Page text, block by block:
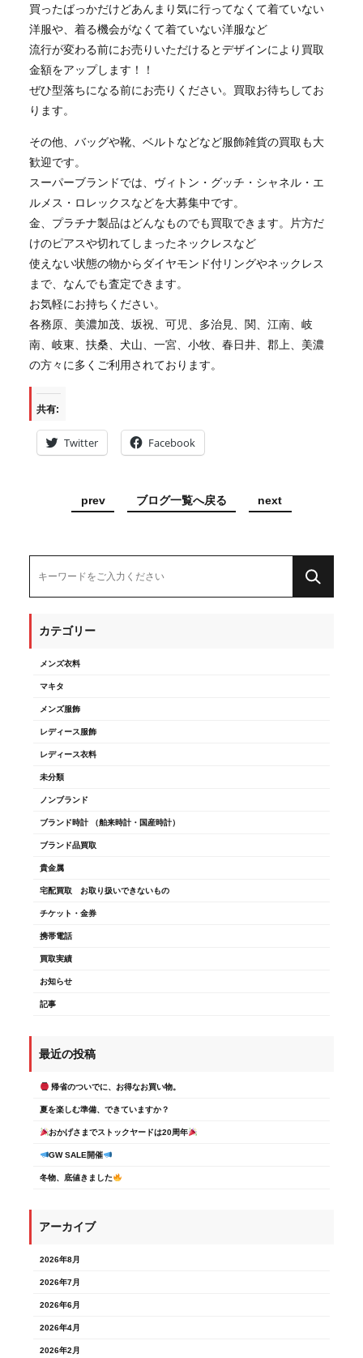
買ったばっかだけどあんまり気に行ってなくて着ていない
洋服や、着る機会がなくて着ていない洋服など
流行が変わる前にお売りいただけるとデザインにより買取
金額をアップします！！
ぜひ型落ちになる前にお売りください。買取お待ちしてお
ります。
その他、バッグや靴、ベルトなどなど服飾雑貨の買取も大
歓迎です。
スーパーブランドでは、ヴィトン・グッチ・シャネル・エ
ルメス・ロレックスなどを大募集中です。
金、プラチナ製品はどんなものでも買取できます。片方だ
けのピアスや切れてしまったネックレスなど
使えない状態の物からダイヤモンド付リングやネックレス
まで、なんでも査定できます。
お気軽にお持ちください。
各務原、美濃加茂、坂祝、可児、多治見、関、江南、岐
南、岐東、扶桑、犬山、一宮、小牧、春日井、郡上、美濃
の方々に多くご利用されております。
共有:
Twitter Facebook
prev ブログ一覧へ戻る next
カテゴリー
メンズ衣料
マキタ
メンズ服飾
レディース服飾
レディース衣料
未分類
ノンブランド
ブランド時計 （舶来時計・国産時計）
ブランド品買取
貴金属
宅配買取 お取り扱いできないもの
チケット・金券
携帯電話
買取実績
お知らせ
記事
最近の投稿
帰省のついでに、お得なお買い物。
夏を楽しむ準備、できていますか？
おかげさまでストックヤードは20周年
GW SALE開催
冬物、底値きました
アーカイブ
2026年8月
2026年7月
2026年6月
2026年4月
2026年2月